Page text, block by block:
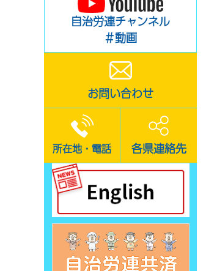
自治労連チャンネル
＃動画
お問い合わせ
所在地・電話 各県連絡先